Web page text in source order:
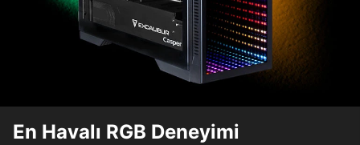
En Havalı RGB Deneyimi